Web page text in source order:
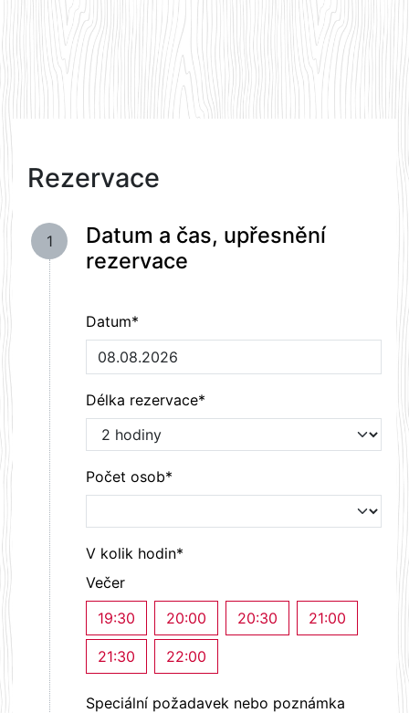
Rezervace
1
Datum a čas, upřesnění
rezervace
Datum*
Délka rezervace*
Počet osob*
V kolik hodin*
Večer
19:30
20:00 20:30 21:00
21:30 22:00
Speciální požadavek nebo poznámka